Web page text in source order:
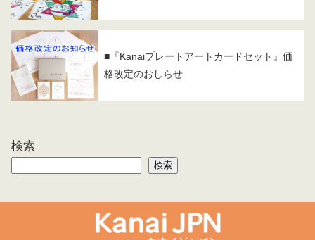
■『Kanaiプレートアートカードセット』価
格改定のおしらせ
検索
検索